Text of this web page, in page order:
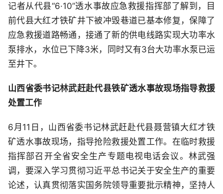
记者从代县“6·10”透水事故应急救援指挥部了解到，目
前代县大红才铁矿井下被冲毁巷道已基本修复，保障了
应急救援道路畅通，接通了新的供电线路实现大功率水
泵排水，水位已下降3米，同时又有3台大功率水泵已运
至井下。
山西省委书记林武赶赴代县铁矿透水事故现场指导救援
处置工作
6月11日，山西省委书记林武赶赴代县聂营镇大红才铁
矿透水事故现场，指导抢险救援处置工作。在临时救援
指挥部召开全省安全生产专题电视电话会议。林武强
调，要深入学习贯彻习近平总书记关于安全生产的重要
论述，认真贯彻落实国务院领导重要批示精神，坚持人